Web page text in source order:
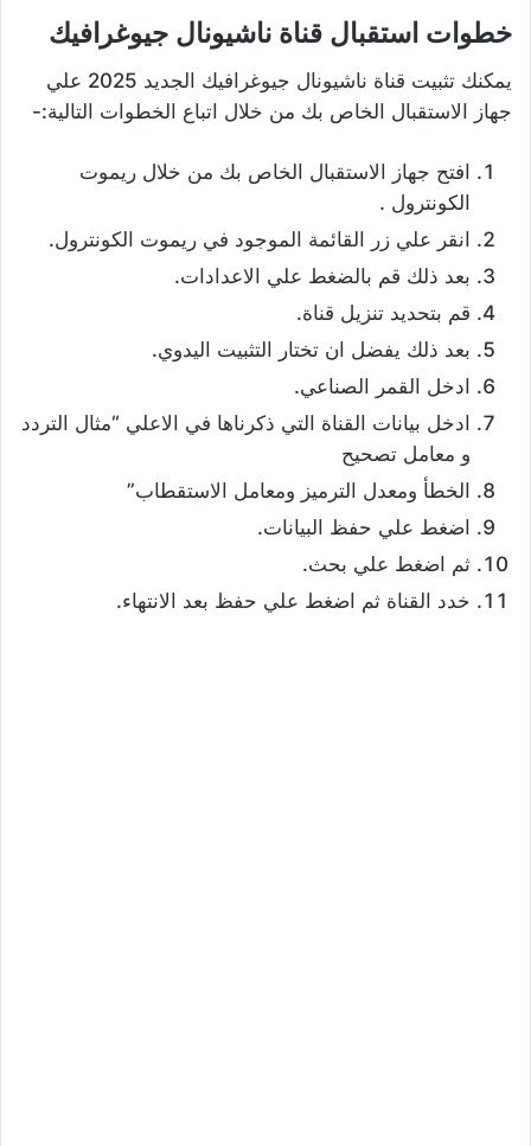
خطوات استقبال قناة ناشيونال جيوغرافيك
يمكنك تثبيت قناة ناشيونال جيوغرافيك الجديد 2025 علي
جهاز الاستقبال الخاص بك من خلال اتباع الخطوات التالية:-
افتح جهاز الاستقبال الخاص بك من خلال ريموت
الكونترول .
انقر علي زر القائمة الموجود في ريموت الكونترول.
بعد ذلك قم بالضغط علي الاعدادات.
قم بتحديد تنزيل قناة.
بعد ذلك يفضل ان تختار التثبيت اليدوي.
ادخل القمر الصناعي.
ادخل بيانات القناة التي ذكرناها في الاعلي “مثال التردد
و معامل تصحيح
الخطأ ومعدل الترميز ومعامل الاستقطاب”
اضغط علي حفظ البيانات.
ثم اضغط علي بحث.
خدد القناة ثم اضغط علي حفظ بعد الانتهاء.